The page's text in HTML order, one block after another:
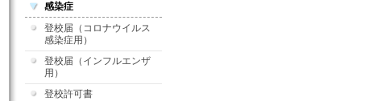
感染症
登校届（コロナウイルス
感染症用）
登校届（インフルエンザ
用）
登校許可書